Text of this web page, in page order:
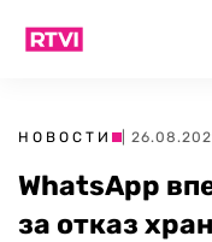
НОВОСТИ |
WhatsApp
за отказ